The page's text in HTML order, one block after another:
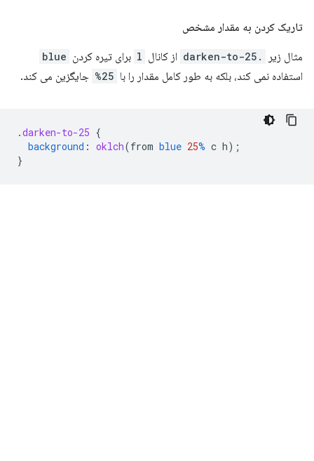
تاریک کردن به مقدار مشخص
مثال زیر .darken-to-25 از کانال l برای تیره کردن blue
استفاده نمی کند، بلکه به طور کامل مقدار را با 25% جایگزین می کند.
.darken-to-25 {
background : oklch(from blue 25% c h);
}